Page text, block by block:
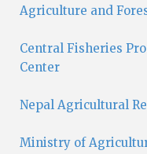
Agriculture and
Central Fisheries
Center
Nepal Agricultural
Ministry of